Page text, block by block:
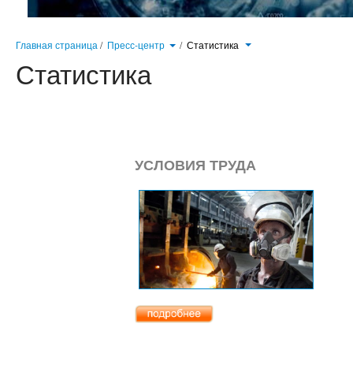
Главная страница / Пресс-центр / Статистика
Статистика
УСЛОВИЯ ТРУДА